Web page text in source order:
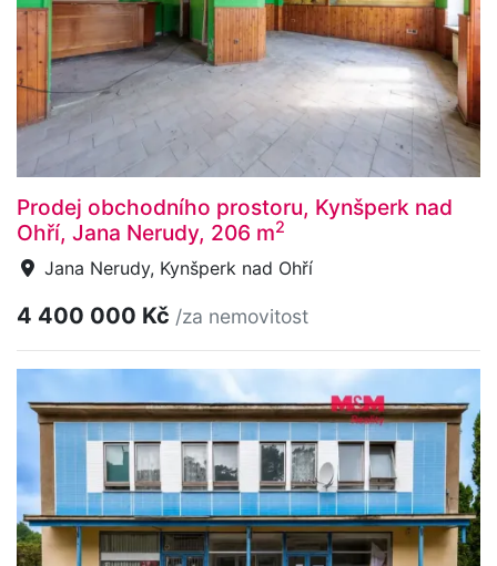
Prodej obchodního prostoru, Kynšperk nad
Ohří, Jana Nerudy, 206 m2
Jana Nerudy, Kynšperk nad Ohří
4 400 000 Kč /za nemovitost